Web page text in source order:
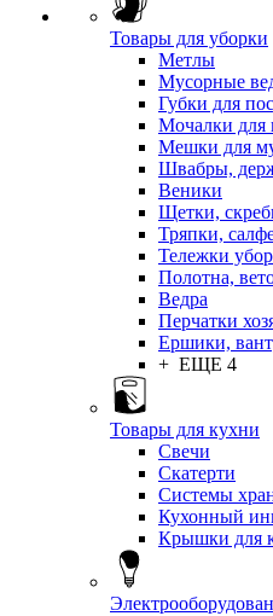
Товары для уборки
Метлы
Мусорные
Губки для
Мочалки для
Мешки для
Швабры,
Веники
Щетки,
Тряпки,
Тележки
Полотна,
Ведра
Перчатки
Ершики,
+ ЕЩЕ 4
Товары для кухни
Свечи
Скатерти
Системы
Кухонный
Крышки для